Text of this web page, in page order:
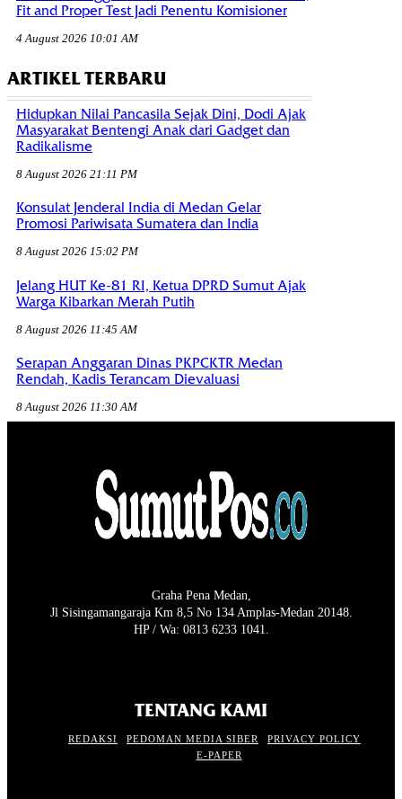
Fit and Proper Test Jadi Penentu Komisioner
4 August 2026 10:01 AM
ARTIKEL TERBARU
Hidupkan Nilai Pancasila Sejak Dini, Dodi Ajak
Masyarakat Bentengi Anak dari Gadget dan
Radikalisme
8 August 2026 21:11 PM
Konsulat Jenderal India di Medan Gelar
Promosi Pariwisata Sumatera dan India
8 August 2026 15:02 PM
Jelang HUT Ke-81 RI, Ketua DPRD Sumut Ajak
Warga Kibarkan Merah Putih
8 August 2026 11:45 AM
Serapan Anggaran Dinas PKPCKTR Medan
Rendah, Kadis Terancam Dievaluasi
8 August 2026 11:30 AM
Graha Pena Medan,
Jl Sisingamangaraja Km 8,5 No 134 Amplas-Medan 20148.
HP / Wa: 0813 6233 1041.
TENTANG KAMI
REDAKSI PEDOMAN MEDIA SIBER
PRIVACY POLICY
E-PAPER